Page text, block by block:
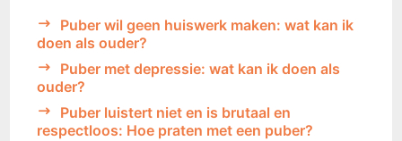
Puber wil geen huiswerk maken: wat kan ik
doen als ouder?
Puber met depressie: wat kan ik doen als
ouder?
Puber luistert niet en is brutaal en
respectloos: Hoe praten met een puber?